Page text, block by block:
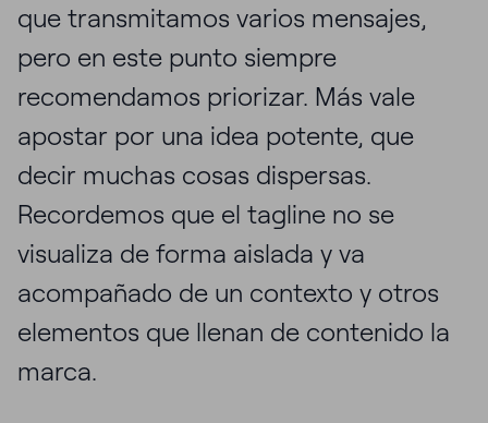
que transmitamos varios mensajes,
pero en este punto siempre
recomendamos priorizar. Más vale
apostar por una idea potente, que
decir muchas cosas dispersas.
Recordemos que el tagline no se
visualiza de forma aislada y va
acompañado de un contexto y otros
elementos que llenan de contenido la
marca.